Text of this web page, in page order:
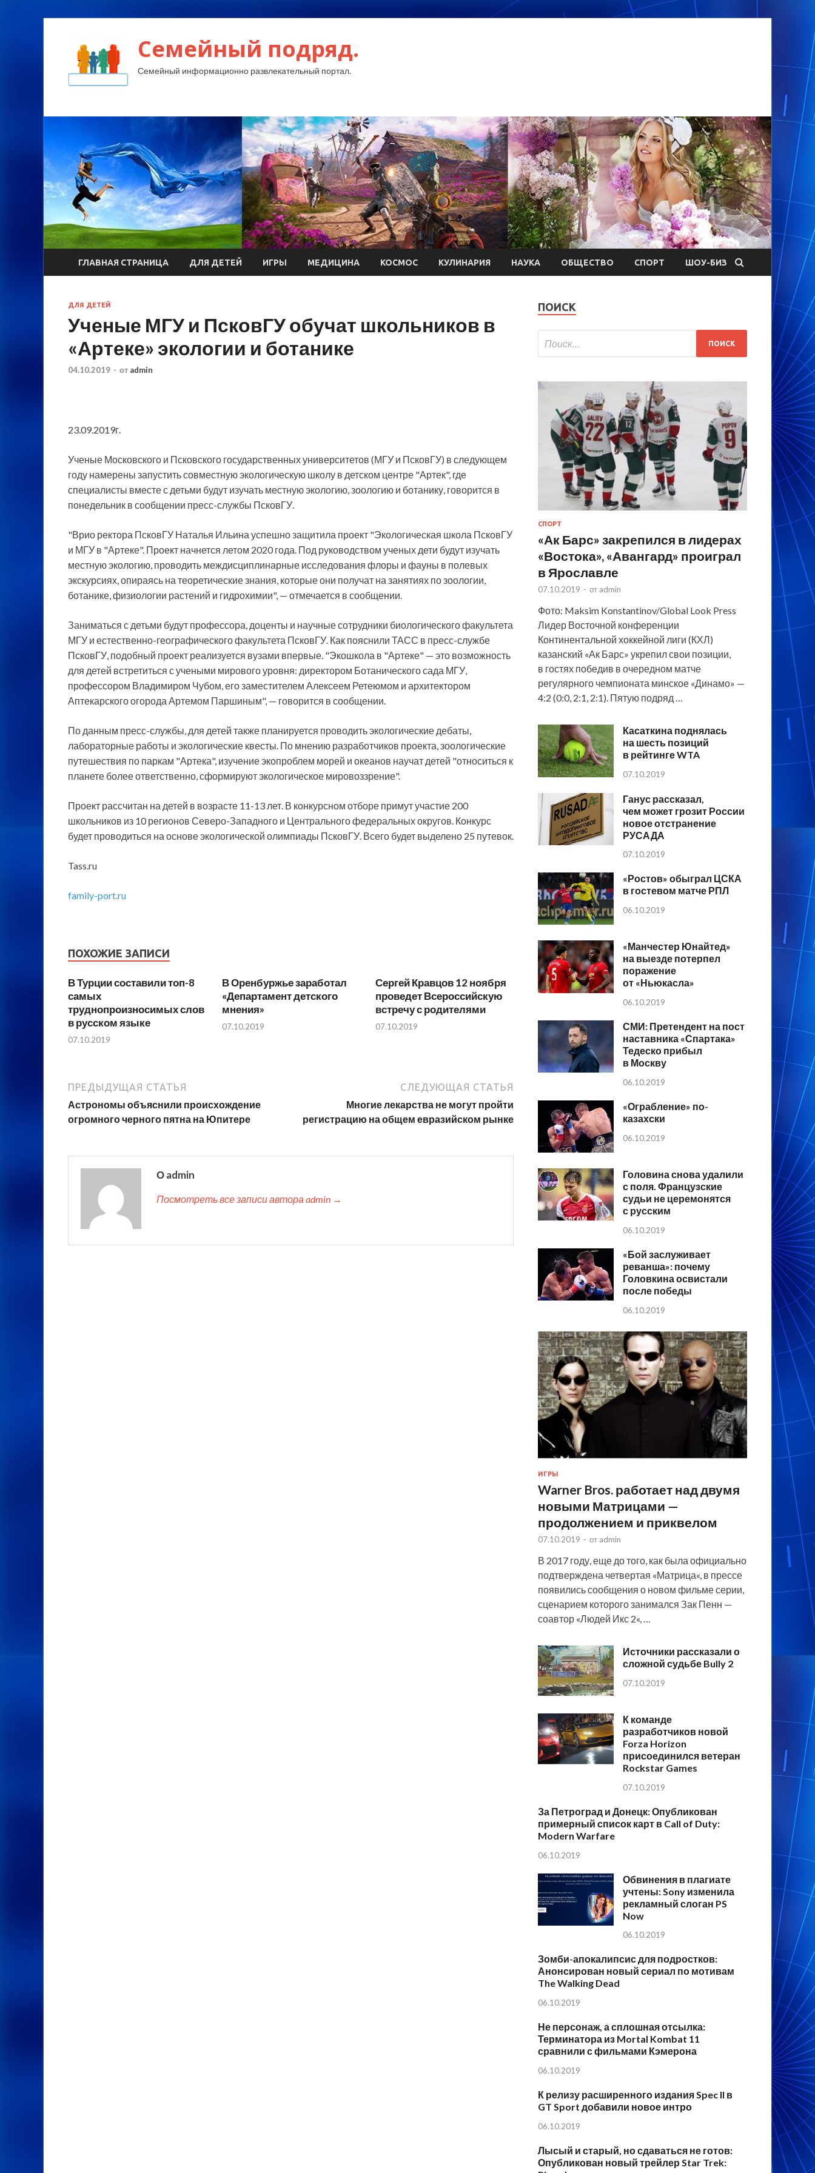
Семейный подряд.
Семейный информационно развлекательный портал.
ГЛАВНАЯ СТРАНИЦА ДЛЯ ДЕТЕЙ ИГРЫ МЕДИЦИНА КОСМОС КУЛИНАРИЯ НАУКА ОБЩЕСТВО СПОРТ ШОУ-БИЗ
ДЛЯ ДЕТЕЙ
Ученые МГУ и ПсковГУ обучат школьников в
«Артеке» экологии и ботанике
04.10.2019 - от admin
23.09.2019г.
Ученые Московского и Псковского государственных университетов (МГУ и ПсковГУ) в следующем
году намерены запустить совместную экологическую школу в детском центре "Артек", где
специалисты вместе с детьми будут изучать местную экологию, зоологию и ботанику, говорится в
понедельник в сообщении пресс-службы ПсковГУ.
"Врио ректора ПсковГУ Наталья Ильина успешно защитила проект "Экологическая школа ПсковГУ
и МГУ в "Артеке". Проект начнется летом 2020 года. Под руководством ученых дети будут изучать
местную экологию, проводить междисциплинарные исследования флоры и фауны в полевых
экскурсиях, опираясь на теоретические знания, которые они получат на занятиях по зоологии,
ботанике, физиологии растений и гидрохимии", — отмечается в сообщении.
Заниматься с детьми будут профессора, доценты и научные сотрудники биологического факультета
МГУ и естественно-географического факультета ПсковГУ. Как пояснили ТАСС в пресс-службе
ПсковГУ, подобный проект реализуется вузами впервые. "Экошкола в "Артеке" — это возможность
для детей встретиться с учеными мирового уровня: директором Ботанического сада МГУ,
профессором Владимиром Чубом, его заместителем Алексеем Ретеюмом и архитектором
Аптекарского огорода Артемом Паршиным", — говорится в сообщении.
По данным пресс-службы, для детей также планируется проводить экологические дебаты,
лабораторные работы и экологические квесты. По мнению разработчиков проекта, зоологические
путешествия по паркам "Артека", изучение экопроблем морей и океанов научат детей "относиться к
планете более ответственно, сформируют экологическое мировоззрение".
Проект рассчитан на детей в возрасте 11-13 лет. В конкурсном отборе примут участие 200
школьников из 10 регионов Северо-Западного и Центрального федеральных округов. Конкурс
будет проводиться на основе экологической олимпиады ПсковГУ. Всего будет выделено 25 путевок.
Tass.ru
family-port.ru
ПОХОЖИЕ ЗАПИСИ
В Турции составили топ-8
самых
труднопроизносимых слов
в русском языке
07.10.2019
В Оренбуржье заработал
«Департамент детского
мнения»
07.10.2019
Сергей Кравцов 12 ноября
проведет Всероссийскую
встречу с родителями
07.10.2019
ПРЕДЫДУЩАЯ СТАТЬЯ
Астрономы объяснили происхождение
огромного черного пятна на Юпитере
СЛЕДУЮЩАЯ СТАТЬЯ
Многие лекарства не могут пройти
регистрацию на общем евразийском рынке
О admin
Посмотреть все записи автора admin →
ПОИСК
СПОРТ
«Ак Барс» закрепился в лидерах
«Востока», «Авангард» проиграл
в Ярославле
07.10.2019 - от admin
Фото: Maksim Konstantinov/Global Look Press
Лидер Восточной конференции
Континентальной хоккейной лиги (КХЛ)
казанский «Ак Барс» укрепил свои позиции,
в гостях победив в очередном матче
регулярного чемпионата минское «Динамо» —
4:2 (0:0, 2:1, 2:1). Пятую подряд …
Касаткина поднялась
на шесть позиций
в рейтинге WTA
07.10.2019
Ганус рассказал,
чем может грозит России
новое отстранение
РУСАДА
07.10.2019
«Ростов» обыграл ЦСКА
в гостевом матче РПЛ
06.10.2019
«Манчестер Юнайтед»
на выезде потерпел
поражение
от «Ньюкасла»
06.10.2019
СМИ: Претендент на пост
наставника «Спартака»
Тедеско прибыл
в Москву
06.10.2019
«Ограбление» по-
казахски
06.10.2019
Головина снова удалили
с поля. Французские
судьи не церемонятся
с русским
06.10.2019
«Бой заслуживает
реванша»: почему
Головкина освистали
после победы
06.10.2019
ИГРЫ
Warner Bros. работает над двумя
новыми Матрицами —
продолжением и приквелом
07.10.2019 - от admin
В 2017 году, еще до того, как была официально
подтверждена четвертая «Матрица«, в прессе
появились сообщения о новом фильме серии,
сценарием которого занимался Зак Пенн —
соавтор «Людей Икс 2«, …
Источники рассказали о
сложной судьбе Bully 2
07.10.2019
К команде
разработчиков новой
Forza Horizon
присоединился ветеран
Rockstar Games
07.10.2019
За Петроград и Донецк: Опубликован
примерный список карт в Call of Duty:
Modern Warfare
06.10.2019
Обвинения в плагиате
учтены: Sony изменила
рекламный слоган PS
Now
06.10.2019
Зомби-апокалипсис для подростков:
Анонсирован новый сериал по мотивам
The Walking Dead
06.10.2019
Не персонаж, а сплошная отсылка:
Терминатора из Mortal Kombat 11
сравнили с фильмами Кэмерона
06.10.2019
К релизу расширенного издания Spec II в
GT Sport добавили новое интро
06.10.2019
Лысый и старый, но сдаваться не готов:
Опубликован новый трейлер Star Trek: